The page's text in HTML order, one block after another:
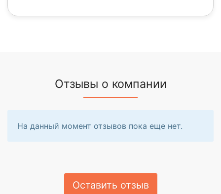
Отзывы о компании
На данный момент отзывов пока еще нет.
Оставить отзыв